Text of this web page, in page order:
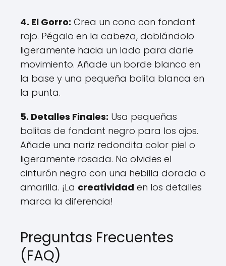
4. El Gorro: Crea un cono con fondant
rojo. Pégalo en la cabeza, doblándolo
ligeramente hacia un lado para darle
movimiento. Añade un borde blanco en
la base y una pequeña bolita blanca en
la punta.
5. Detalles Finales: Usa pequeñas
bolitas de fondant negro para los ojos.
Añade una nariz redondita color piel o
ligeramente rosada. No olvides el
cinturón negro con una hebilla dorada o
amarilla. ¡La creatividad en los detalles
marca la diferencia!
Preguntas Frecuentes
(FAQ)